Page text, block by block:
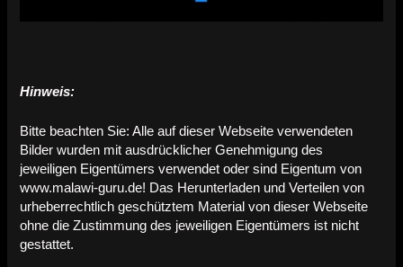
Hinweis:
Bitte beachten Sie: Alle auf dieser Webseite verwendeten
Bilder wurden mit ausdrücklicher Genehmigung des
jeweiligen Eigentümers verwendet oder sind Eigentum von
www.malawi-guru.de! Das Herunterladen und Verteilen von
urheberrechtlich geschütztem Material von dieser Webseite
ohne die Zustimmung des jeweiligen Eigentümers ist nicht
gestattet.